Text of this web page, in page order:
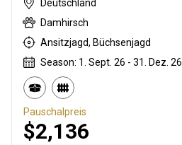
Deutschland
Damhirsch
Ansitzjagd, Büchsenjagd
Season: 1. Sept. 26 - 31. Dez. 26
Pauschalpreis
$2,136